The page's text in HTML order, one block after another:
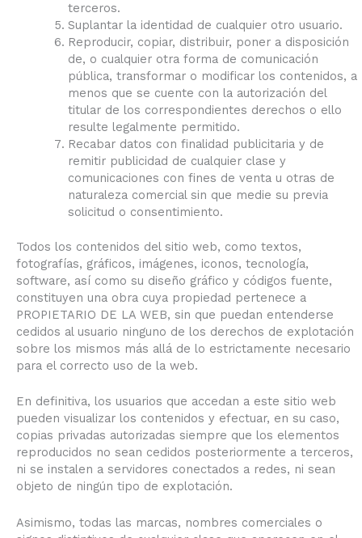
terceros.
Suplantar la identidad de cualquier otro usuario.
Reproducir, copiar, distribuir, poner a disposición
de, o cualquier otra forma de comunicación
pública, transformar o modificar los contenidos, a
menos que se cuente con la autorización del
titular de los correspondientes derechos o ello
resulte legalmente permitido.
Recabar datos con finalidad publicitaria y de
remitir publicidad de cualquier clase y
comunicaciones con fines de venta u otras de
naturaleza comercial sin que medie su previa
solicitud o consentimiento.
Todos los contenidos del sitio web, como textos,
fotografías, gráficos, imágenes, iconos, tecnología,
software, así como su diseño gráfico y códigos fuente,
constituyen una obra cuya propiedad pertenece a
PROPIETARIO DE LA WEB, sin que puedan entenderse
cedidos al usuario ninguno de los derechos de explotación
sobre los mismos más allá de lo estrictamente necesario
para el correcto uso de la web.
En definitiva, los usuarios que accedan a este sitio web
pueden visualizar los contenidos y efectuar, en su caso,
copias privadas autorizadas siempre que los elementos
reproducidos no sean cedidos posteriormente a terceros,
ni se instalen a servidores conectados a redes, ni sean
objeto de ningún tipo de explotación.
Asimismo, todas las marcas, nombres comerciales o